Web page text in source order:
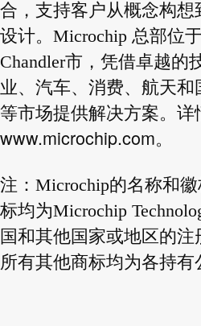
合，支持客户从概念构
设计。Microchip 总部位
Chandler市，凭借卓越的
业、汽车、消费、航天
等市场提供解决方案。
www.microchip.com。
注：Microchip的名称和
标均为Microchip
国和其他国家或地区的
所有其他商标均为各持有